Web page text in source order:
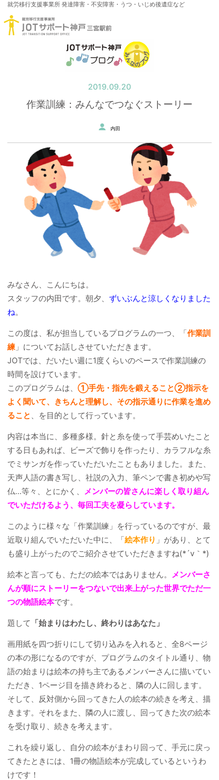
就労移行支援事業所 発達障害・不安障害・うつ・いじめ後遺症など
2019.09.20
作業訓練：みんなでつなぐストーリー
内田
みなさん、こんにちは。
スタッフの内田です。朝夕、 ずいぶんと涼しくなりました
ね。
この度は、私が担当しているプログラムの一つ、「作業訓
練」についてお話しさせていただきます。
JOTでは、だいたい週に1度くらいのペースで作業訓練の
時間を設けています。
このプログラムは、 ①手先・指先を鍛えること②指示を
よく聞いて、きちんと理解し、その指示通りに作業を進め
ること 、を目的として行っています。
内容は本当に、多種多様。針と糸を使って手芸めいたこと
する日もあれば、ビーズで飾りを作ったり、カラフルな糸
でミサンガを作っていただいたこともありました。また、
天声人語の書き写し、社説の入力、筆ペンで書き初めや写
仏…等々、とにかく、 メンバーの皆さんに楽しく取り組ん
でいただけるよう、毎回工夫を凝らしています。
このように様々な「作業訓練」を行っているのですが、最
近取り組んでいただいた中に、「絵本作り 」があり、とて
も盛り上がったのでご紹介させていただきますね(*´v｀*)
絵本と言っても、ただの絵本ではありません。 メンバーさ
んが順にストーリーをつないで出来上がった世界でただ一
つの物語絵本です。
題して 「始まりはわたし、終わりはあなた」
画用紙を四つ折りにして切り込みを入れると、全8ページ
の本の形になるのですが、プログラムのタイトル通り、物
語の始まりは絵本の持ち主であるメンバーさんに描いてい
ただき、1ページ目を描き終わると、隣の人に回します。
そして、反対側から回ってきた人の絵本の続きを考え、描
きます。それをまた、隣の人に渡し、回ってきた次の絵本
を受け取り、続きを考えます。
これを繰り返し、自分の絵本がまわり回って、手元に戻っ
てきたときには、1冊の物語絵本が完成しているというわ
けです！